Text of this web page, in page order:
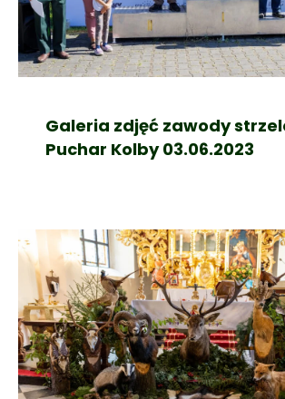
Galeria zdjęć zawody
Puchar Kolby 03.06.2023